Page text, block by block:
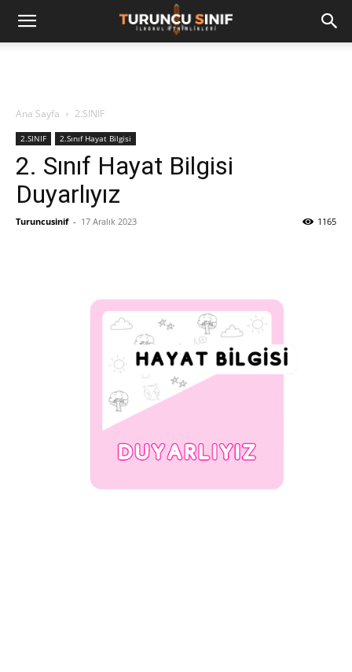
Ana Sayfa 2.SINIF
2.SINIF 2.Sınıf Hayat Bilgisi
2. Sınıf Hayat Bilgisi
Duyarlıyız
Turuncusinif - 17 Aralık 2023 1165